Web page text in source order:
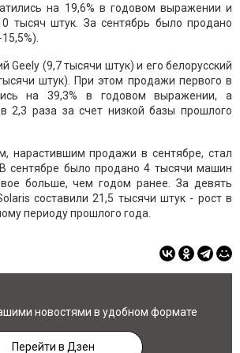
на 19,6% в годовом выражении и
тысяч штук. За сентябрь было продано
Geely (9,7 тысячи штук) и его белорусский
штук). При этом продажи первого в
на 39,3% в годовом выражении, а
2,3 раза за счет низкой базы прошлого
нарастившим продажи в сентябре, стал
сентябре было продано 4 тысячи машин
больше, чем годом ранее. За девять
составили 21,5 тысячи штук - рост в
периоду прошлого года.
новостями в удобном формате
Перейти в Дзен